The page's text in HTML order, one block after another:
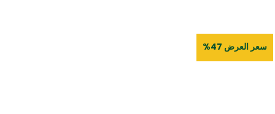
سعر العرض 47%